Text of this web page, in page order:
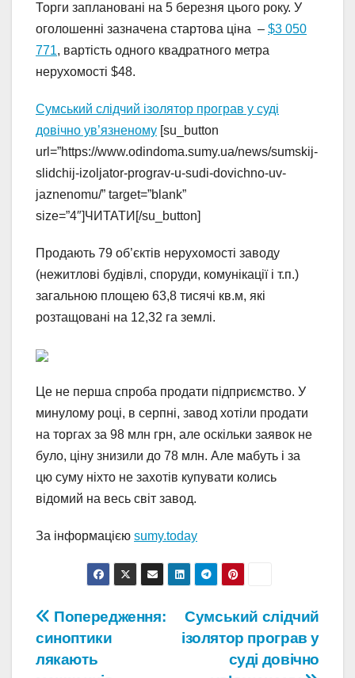
Торги заплановані на 5 березня цього року. У
оголошенні зазначена стартова ціна – $3 050
771, вартість одного квадратного метра
нерухомості $48.
Сумський слідчий ізолятор програв у суді
довічно ув’язненому [su_button
url=”https://www.odindoma.sumy.ua/news/sumskij-
slidchij-izoljator-prograv-u-sudi-dovichno-uv-
jaznenomu/” target=”blank”
size=”4″]ЧИТАТИ[/su_button]
Продають 79 об’єктів нерухомості заводу
(нежитлові будівлі, споруди, комунікації і т.п.)
загальною площею 63,8 тисячі кв.м, які
розтащовані на 12,32 га землі.
Це не перша спроба продати підприємство. У
минулому році, в серпні, завод хотіли продати
на торгах за 98 млн грн, але оскільки заявок не
було, ціну знизили до 78 млн. Але мабуть і за
цю суму ніхто не захотів купувати колись
відомий на весь світ завод.
За інформацією sumy.today
Навігація
записів
Сумський слідчий
ізолятор програв у
суді довічно
Попередження:
синоптики
лякають